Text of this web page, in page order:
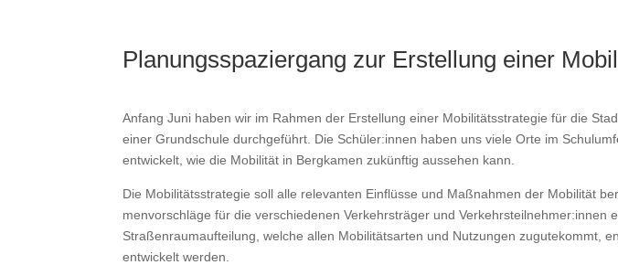
Planungsspaziergang zur Erstellung einer
Anfang Juni haben wir im Rah­men der Erstel­lung ein­er Mobil­itätsstrate­gie für die
ein­er Grund­schule durchge­führt. Die Schüler:innen haben uns viele Orte im
entwick­elt, wie die Mobil­ität in Bergka­men zukün­ftig ausse­hen kann.
Die Mobil­itätsstrate­gie soll alle rel­e­van­ten Ein­flüsse und Maß­nah­men der Mobil­ität
men­vorschläge für die ver­schiede­nen Verkehrsträger und
Straßen­rau­maufteilung, welche allen Mobil­ität­sarten und Nutzun­gen zugutekommt,
entwick­elt werden.